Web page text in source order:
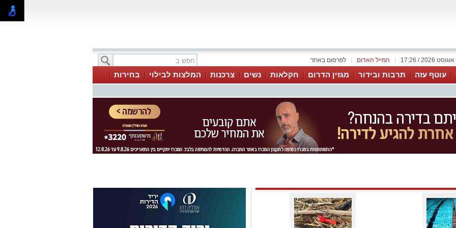
לפרסום באתר המייל האדום
עוטף עזה תרבות ובידור מגזין הדרום חקלאות נשים צרכנות המלצות לבילוי
בחירות